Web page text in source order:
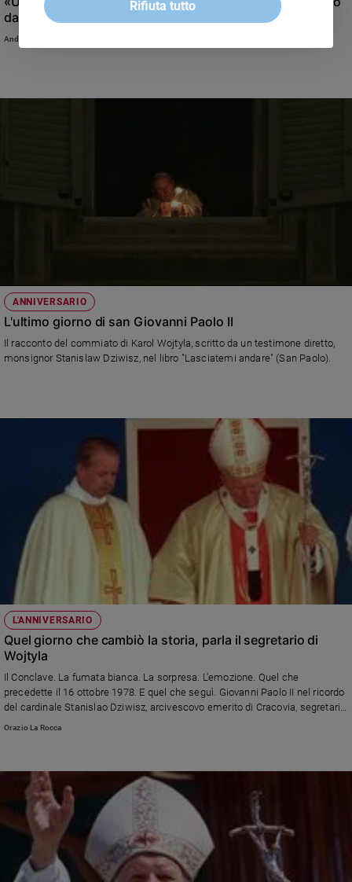
da Andrea Riccardi
Andrea Riccardi
ANNIVERSARIO
L'ultimo giorno di san Giovanni Paolo II
Il racconto del commiato di Karol Wojtyla, scritto da un testimone diretto,
monsignor Stanislaw Dziwisz, nel libro "Lasciatemi andare" (San Paolo).
L'ANNIVERSARIO
Quel giorno che cambiò la storia, parla il segretario di
Wojtyla
Il Conclave. La fumata bianca. La sorpresa. L'emozione. Quel che
precedette il 16 ottobre 1978. E quel che seguì. Giovanni Paolo II nel ricordo
del cardinale Stanislao Dziwisz, arcivescovo emerito di Cracovia, segretario
personale del primo Pontefice non italiano dopo 455 anni. L'intervista è
Orazio La Rocca
Rifiuta tutto